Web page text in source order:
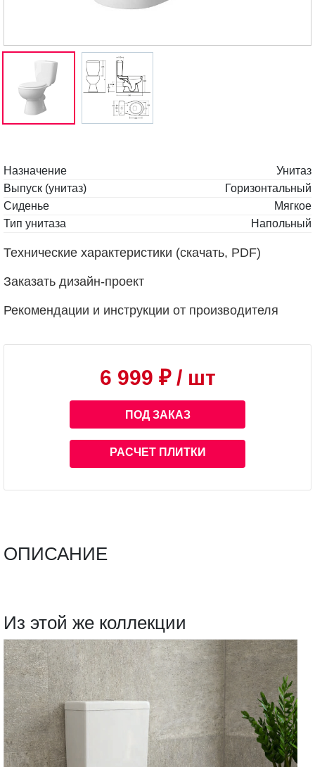
Назначение
Унитаз
Выпуск (унитаз)
Горизонтальный
Сиденье
Мягкое
Тип унитаза
Напольный
Технические характеристики (скачать, PDF)
Заказать дизайн-проект
Рекомендации и инструкции от производителя
6 999 ₽/ шт
ПОД ЗАКАЗ
РАСЧЕТ ПЛИТКИ
ОПИСАНИЕ
Из этой же коллекции